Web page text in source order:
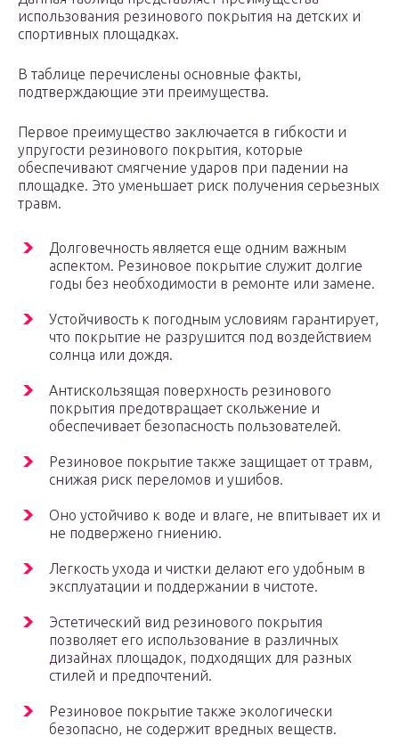
использования резинового покрытия на детских и
спортивных площадках.
В таблице перечислены основные факты,
подтверждающие эти преимущества.
Первое преимущество заключается в гибкости и
упругости резинового покрытия, которые
обеспечивают смягчение ударов при падении на
площадке. Это уменьшает риск получения серьезных
травм.
Долговечность является еще одним важным
аспектом. Резиновое покрытие служит долгие
годы без необходимости в ремонте или замене.
Устойчивость к погодным условиям гарантирует,
что покрытие не разрушится под воздействием
солнца или дождя.
Антискользящая поверхность резинового
покрытия предотвращает скольжение и
обеспечивает безопасность пользователей.
Резиновое покрытие также защищает от травм,
снижая риск переломов и ушибов.
Оно устойчиво к воде и влаге, не впитывает их и
не подвержено гниению.
Легкость ухода и чистки делают его удобным в
эксплуатации и поддержании в чистоте.
Эстетический вид резинового покрытия
позволяет его использование в различных
дизайнах площадок, подходящих для разных
стилей и предпочтений.
Резиновое покрытие также экологически
безопасно, не содержит вредных веществ.